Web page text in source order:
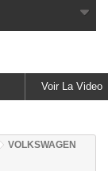
Voir La Video
VOLKSWAGEN